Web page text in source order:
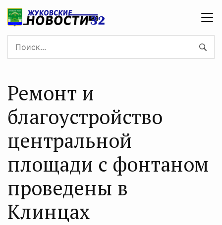
Ремонт и
благоустройство
центральной
площади с фонтаном
проведены в
Клинцах